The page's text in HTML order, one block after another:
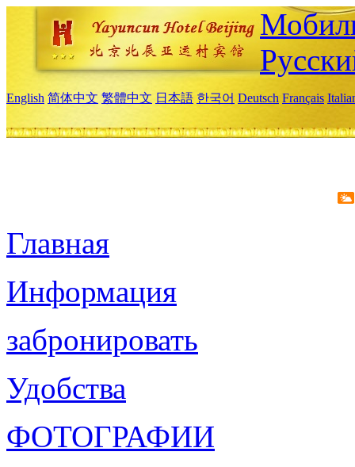
English 简体中文 繁體中文 日本語 한국어 Deutsch Français
Главная
Информация
забронировать
Удобства
ФОТОГРАФИИ